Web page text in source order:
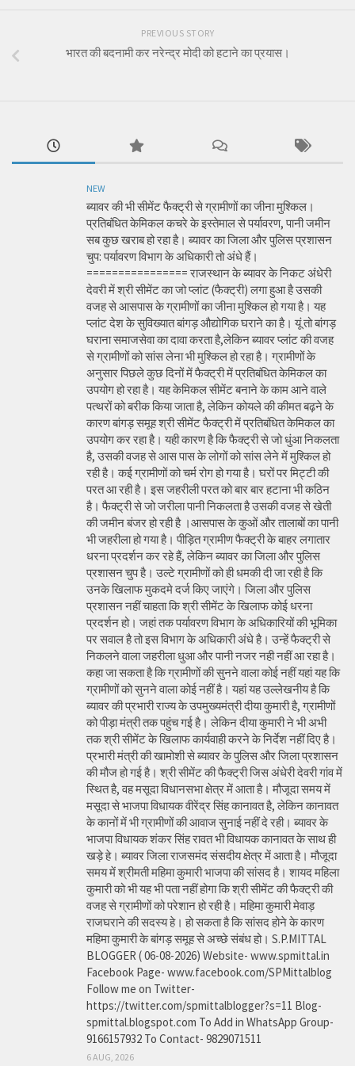
PREVIOUS STORY
भारत की बदनामी कर नरेन्द्र मोदी को हटाने का प्रयास।
NEW
ब्यावर की भी सीमेंट फैक्ट्री से ग्रामीणों का जीना मुश्किल।
प्रतिबंधित केमिकल कचरे के इस्तेमाल से पर्यावरण, पानी जमीन
सब कुछ खराब हो रहा है। ब्यावर का जिला और पुलिस प्रशासन
चुप: पर्यावरण विभाग के अधिकारी तो अंधे हैं।
================ राजस्थान के ब्यावर के निकट अंधेरी
देवरी में श्री सीमेंट का जो प्लांट (फैक्ट्री) लगा हुआ है उसकी
वजह से आसपास के ग्रामीणों का जीना मुश्किल हो गया है। यह
प्लांट देश के सुविख्यात बांगड़ औद्योगिक घराने का है। यूं तो बांगड़
घराना समाजसेवा का दावा करता है,लेकिन ब्यावर प्लांट की वजह
से ग्रामीणों को सांस लेना भी मुश्किल हो रहा है। ग्रामीणों के
अनुसार पिछले कुछ दिनों में फैक्ट्री में प्रतिबंधित केमिकल का
उपयोग हो रहा है। यह केमिकल सीमेंट बनाने के काम आने वाले
पत्थरों को बरीक किया जाता है, लेकिन कोयले की कीमत बढ़ने के
कारण बांगड़ समूह श्री सीमेंट फैक्ट्री में प्रतिबंधित केमिकल का
उपयोग कर रहा है। यही कारण है कि फैक्ट्री से जो धुंआ निकलता
है, उसकी वजह से आस पास के लोगों को सांस लेने में मुश्किल हो
रही है। कई ग्रामीणों को चर्म रोग हो गया है। घरों पर मिट्टी की
परत आ रही है। इस जहरीली परत को बार बार हटाना भी कठिन
है। फैक्ट्री से जो जरीला पानी निकलता है उसकी वजह से खेती
की जमीन बंजर हो रही है ।आसपास के कुओं और तालाबों का पानी
भी जहरीला हो गया है। पीड़ित ग्रामीण फैक्ट्री के बाहर लगातार
धरना प्रदर्शन कर रहे हैं, लेकिन ब्यावर का जिला और पुलिस
प्रशासन चुप है। उल्टे ग्रामीणों को ही धमकी दी जा रही है कि
उनके खिलाफ मुकदमे दर्ज किए जाएंगे। जिला और पुलिस
प्रशासन नहीं चाहता कि श्री सीमेंट के खिलाफ कोई धरना
प्रदर्शन हो। जहां तक पर्यावरण विभाग के अधिकारियों की भूमिका
पर सवाल है तो इस विभाग के अधिकारी अंधे है। उन्हें फैक्ट्री से
निकलने वाला जहरीला धुआ और पानी नजर नही नहीं आ रहा है।
कहा जा सकता है कि ग्रामीणों की सुनने वाला कोई नहीं यहां यह कि
ग्रामीणों को सुनने वाला कोई नहीं है। यहां यह उल्लेखनीय है कि
ब्यावर की प्रभारी राज्य के उपमुख्यमंत्री दीया कुमारी है, ग्रामीणों
को पीड़ा मंत्री तक पहुंच गई है। लेकिन दीया कुमारी ने भी अभी
तक श्री सीमेंट के खिलाफ कार्यवाही करने के निर्देश नहीं दिए है।
प्रभारी मंत्री की खामोशी से ब्यावर के पुलिस और जिला प्रशासन
की मौज हो गई है। श्री सीमेंट की फैक्ट्री जिस अंधेरी देवरी गांव में
स्थित है, वह मसूदा विधानसभा क्षेत्र में आता है। मौजूदा समय में
मसूदा से भाजपा विधायक वीरेंद्र सिंह कानावत है, लेकिन कानावत
के कानों में भी ग्रामीणों की आवाज सुनाई नहीं दे रही। ब्यावर के
भाजपा विधायक शंकर सिंह रावत भी विधायक कानावत के साथ ही
खड़े हे। ब्यावर जिला राजसमंद संसदीय क्षेत्र में आता है। मौजूदा
समय में श्रीमती महिमा कुमारी भाजपा की सांसद है। शायद महिला
कुमारी को भी यह भी पता नहीं होगा कि श्री सीमेंट की फैक्ट्री की
वजह से ग्रामीणों को परेशान हो रही है। महिमा कुमारी मेवाड़
राजघराने की सदस्य हे। हो सकता है कि सांसद होने के कारण
महिमा कुमारी के बांगड़ समूह से अच्छे संबंध हो। S.P.MITTAL
BLOGGER ( 06-08-2026) Website- www.spmittal.in
Facebook Page- www.facebook.com/SPMittalblog
Follow me on Twitter-
https://twitter.com/spmittalblogger?s=11 Blog-
spmittal.blogspot.com To Add in WhatsApp Group-
9166157932 To Contact- 9829071511
6 AUG, 2026